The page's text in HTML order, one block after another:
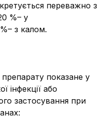
переважно з
%– у
з калом.
показане у
інфекції або
застосування при